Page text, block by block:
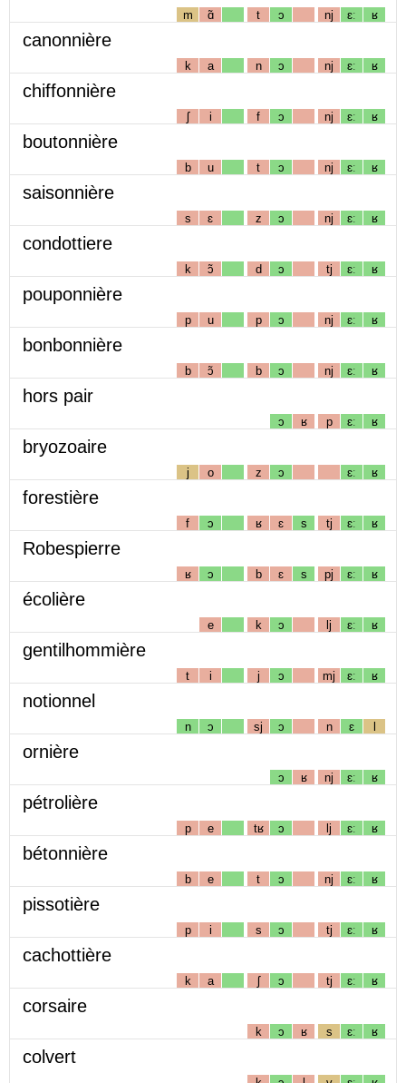
m ɑ̃ t ɔ nj ɛː ʁ
canonnière
k a n ɔ nj ɛː ʁ
chiffonnière
ʃ i f ɔ nj ɛː ʁ
boutonnière
b u t ɔ nj ɛː ʁ
saisonnière
s ɛ z ɔ nj ɛː ʁ
condottiere
k ɔ̃ d ɔ tj ɛː ʁ
pouponnière
p u p ɔ nj ɛː ʁ
bonbonnière
b ɔ̃ b ɔ nj ɛː ʁ
hors pair
ɔ ʁ p ɛː ʁ
bryozoaire
j o z ɔ ɛː ʁ
forestière
f ɔ ʁ ɛ s tj ɛː ʁ
Robespierre
ʁ ɔ b ɛ s pj ɛː ʁ
écolière
e k ɔ lj ɛː ʁ
gentilhommière
t i j ɔ mj ɛː ʁ
notionnel
n ɔ sj ɔ n ɛ l
ornière
ɔ ʁ nj ɛː ʁ
pétrolière
p e tʁ ɔ lj ɛː ʁ
bétonnière
b e t ɔ nj ɛː ʁ
pissotière
p i s ɔ tj ɛː ʁ
cachottière
k a ʃ ɔ tj ɛː ʁ
corsaire
k ɔ ʁ s ɛː ʁ
colvert